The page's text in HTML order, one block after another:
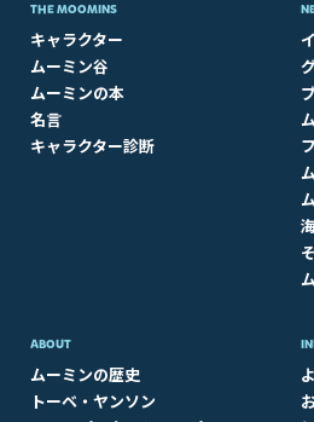
THE MOOMINS
キャラクター
ムーミン谷
ムーミンの本
名言
キャラクター診断
ABOUT​
ムーミンの歴史
トーベ・ヤンソン